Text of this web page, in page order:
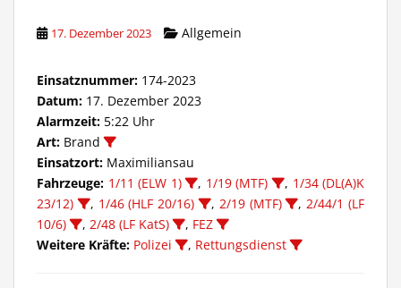
17. Dezember 2023 Allgemein
Einsatznummer: 174-2023
Datum: 17. Dezember 2023
Alarmzeit: 5:22 Uhr
Art: Brand
Einsatzort: Maximiliansau
Fahrzeuge: 1/11 (ELW 1) , 1/19 (MTF) , 1/34 (DL(A)K
23/12)
, 1/46 (HLF 20/16) , 2/19 (MTF) ,2/44/1 (LF
10/6)
, 2/48 (LF KatS) , FEZ
Weitere Kräfte: Polizei , Rettungsdienst